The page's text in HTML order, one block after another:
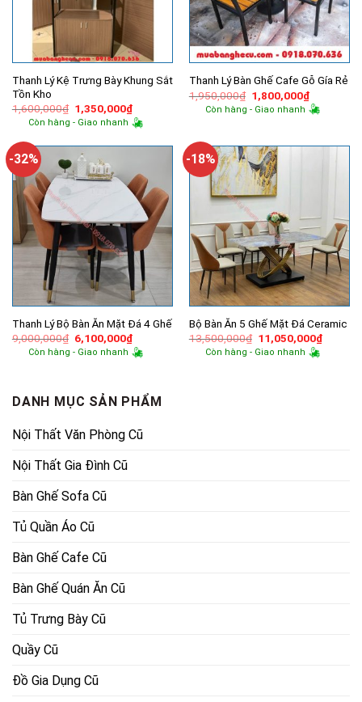
Thanh Lý Kệ Trưng Bày Khung Sắt
Tồn Kho
1,600,000₫ Giá
gốc
là:
1,350,000₫Giá
hiện
tại
1,350,000₫.
Còn hàng - Giao nhanh
Thanh Lý Bàn Ghế Cafe Gỗ Gía Rẻ
1,950,000₫ Giá
gốc
là:
1,800,000₫Giá
hiện
tại
Còn hàng - Giao nhanh
-32%
Thanh Lý Bộ Bàn Ăn Mặt Đá 4 Ghế
9,000,000₫ Giá
gốc
là:
6,100,000₫Giá
hiện
tại
Còn hàng - Giao nhanh
-18%
Bộ Bàn Ăn 5 Ghế Mặt Đá Ceramic
13,500,000₫ Giá
gốc
là:
11,050,000₫Giá
hiện
Còn hàng - Giao nhanh
DANH MỤC SẢN PHẨM
Nội Thất Văn Phòng Cũ
Nội Thất Gia Đình Cũ
Bàn Ghế Sofa Cũ
Tủ Quần Áo Cũ
Bàn Ghế Cafe Cũ
Bàn Ghế Quán Ăn Cũ
Tủ Trưng Bày Cũ
Quầy Cũ
Đồ Gia Dụng Cũ